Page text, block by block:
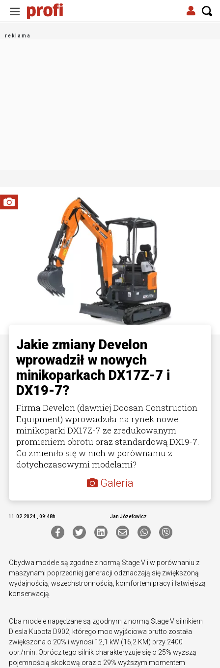
Jakie zmiany Develon
wprowadził w nowych
minikoparkach DX17Z-7 i
DX19-7?
Firma Develon (dawniej Doosan Construction
Equipment) wprowadziła na rynek nowe
minikoparki DX17Z-7 ze zredukowanym
promieniem obrotu oraz standardową DX19-7.
Co zmieniło się w nich w porównaniu z
dotychczasowymi modelami?
Galeria
11.02.2024., 09:48h Jan Józefowicz
Obydwa modele są zgodne z normą Stage V i w porównaniu z
maszynami poprzedniej generacji odznaczają się zwiększoną
wydajnością, wszechstronnością, komfortem pracy i łatwiejszą
konserwacją.
Oba modele napędzane są zgodnym z normą Stage V silnikiem
Diesla Kubota D902, którego moc wyjściowa brutto została
zwiększona o 20% i wynosi 12,1 kW (16,2 KM) przy 2400
obr./min. Oprócz tego silnik charakteryzuje się o 25% wyższą
pojemnością skokową oraz o 29% wyższym momentem